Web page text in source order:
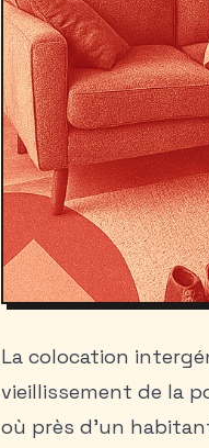
La colocation
vieillissement de la
où près d’un